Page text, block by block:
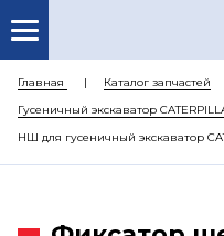
Главная Каталог запчастей
Гусеничный экскаватор
НШ для гусеничный экскаватор